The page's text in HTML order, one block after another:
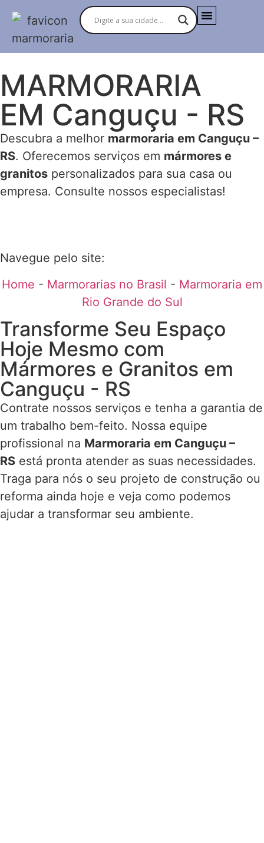
MARMORARIA
EM Canguçu - RS
Descubra a melhor marmoraria em Canguçu –
RS. Oferecemos serviços em mármores e
granitos personalizados para sua casa ou
empresa. Consulte nossos especialistas!
Navegue pelo site:
Home - Marmorarias no Brasil - Marmoraria em
Rio Grande do Sul
Transforme Seu Espaço
Hoje Mesmo com
Mármores e Granitos em
Canguçu - RS
Contrate nossos serviços e tenha a garantia de
um trabalho bem-feito. Nossa equipe
profissional na Marmoraria em Canguçu –
RS está pronta atender as suas necessidades.
Traga para nós o seu projeto de construção ou
reforma ainda hoje e veja como podemos
ajudar a transformar seu ambiente.